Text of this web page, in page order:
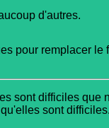
d'autres.
pour remplacer
sont difficiles que
sont difficiles.